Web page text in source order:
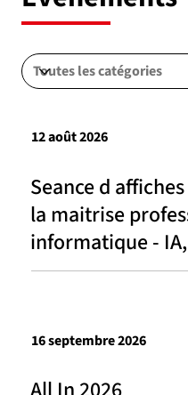
Seance d
la maitrise
informatique -
12 août 2026
16 septembre 2026